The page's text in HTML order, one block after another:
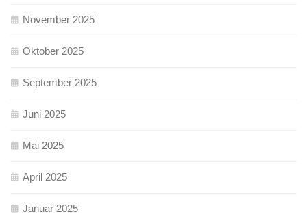
November 2025
Oktober 2025
September 2025
Juni 2025
Mai 2025
April 2025
Januar 2025